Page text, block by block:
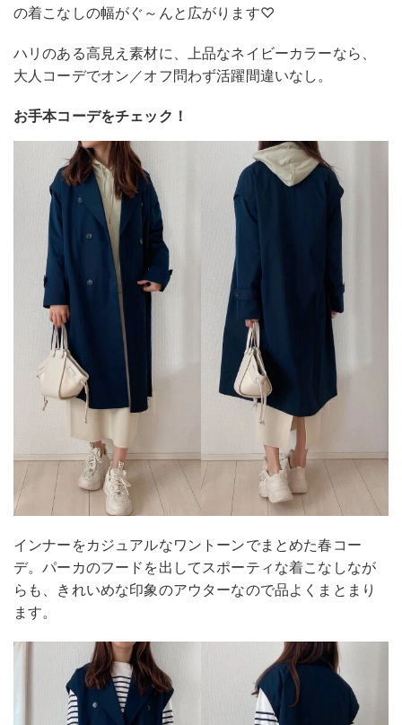
の着こなしの幅がぐ～んと広がります♡
ハリのある高見え素材に、上品なネイビーカラーなら、
大人コーデでオン／オフ問わず活躍間違いなし。
お手本コーデをチェック！
インナーをカジュアルなワントーンでまとめた春コー
デ。パーカのフードを出してスポーティな着こなしなが
らも、きれいめな印象のアウターなので品よくまとまり
ます。